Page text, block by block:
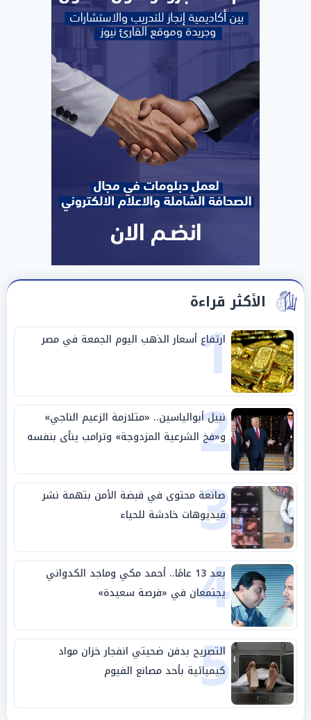
الأكثر قراءة
1
ارتفاع أسعار الذهب اليوم الجمعة في مصر
2
نبيل أبوالياسين.. «متلازمة الزعيم الناجي»
و«فخ الشرعية المزدوجة» وترامب ينأى بنفسه
وحليفه في «ميتم استراتيجي»
3
صانعة محتوى في قبضة الأمن بتهمة نشر
فيديوهات خادشة للحياء
4 بعد 13 عامًا.. أحمد مكي وماجد الكدواني
يجتمعان في «فرصة سعيدة»
5
التصريح بدفن ضحيتي انفجار خزان مواد
كيميائية بأحد مصانع الفيوم